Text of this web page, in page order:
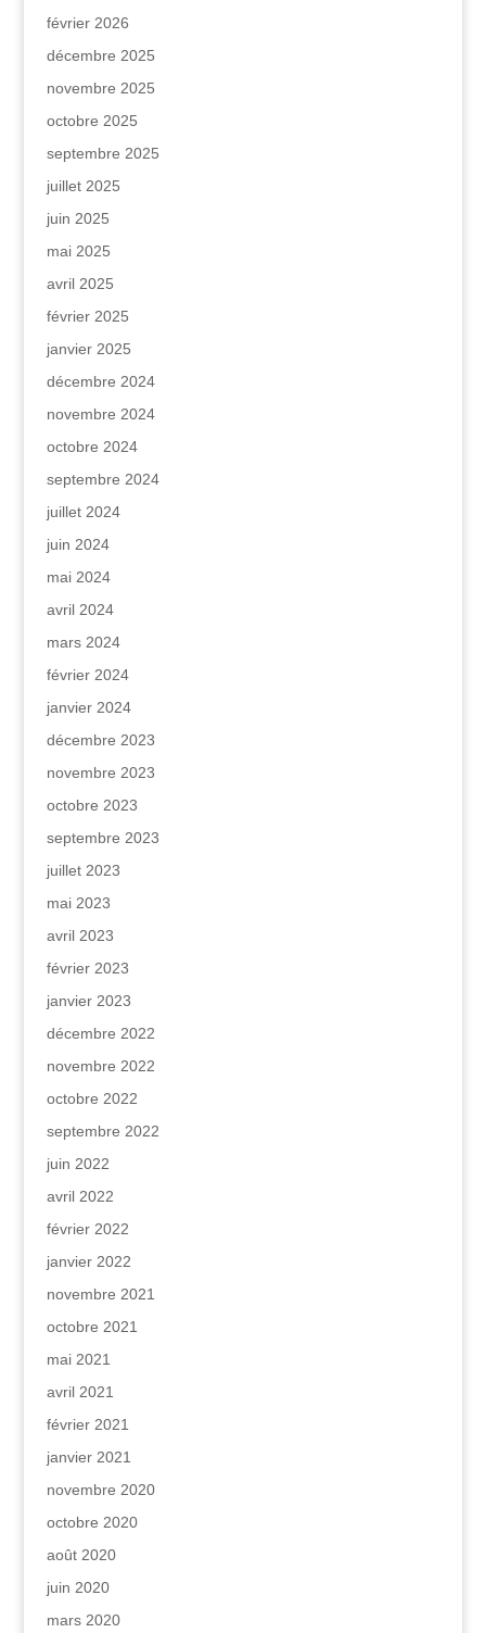
février 2026
décembre 2025
novembre 2025
octobre 2025
septembre 2025
juillet 2025
juin 2025
mai 2025
avril 2025
février 2025
janvier 2025
décembre 2024
novembre 2024
octobre 2024
septembre 2024
juillet 2024
juin 2024
mai 2024
avril 2024
mars 2024
février 2024
janvier 2024
décembre 2023
novembre 2023
octobre 2023
septembre 2023
juillet 2023
mai 2023
avril 2023
février 2023
janvier 2023
décembre 2022
novembre 2022
octobre 2022
septembre 2022
juin 2022
avril 2022
février 2022
janvier 2022
novembre 2021
octobre 2021
mai 2021
avril 2021
février 2021
janvier 2021
novembre 2020
octobre 2020
août 2020
juin 2020
mars 2020